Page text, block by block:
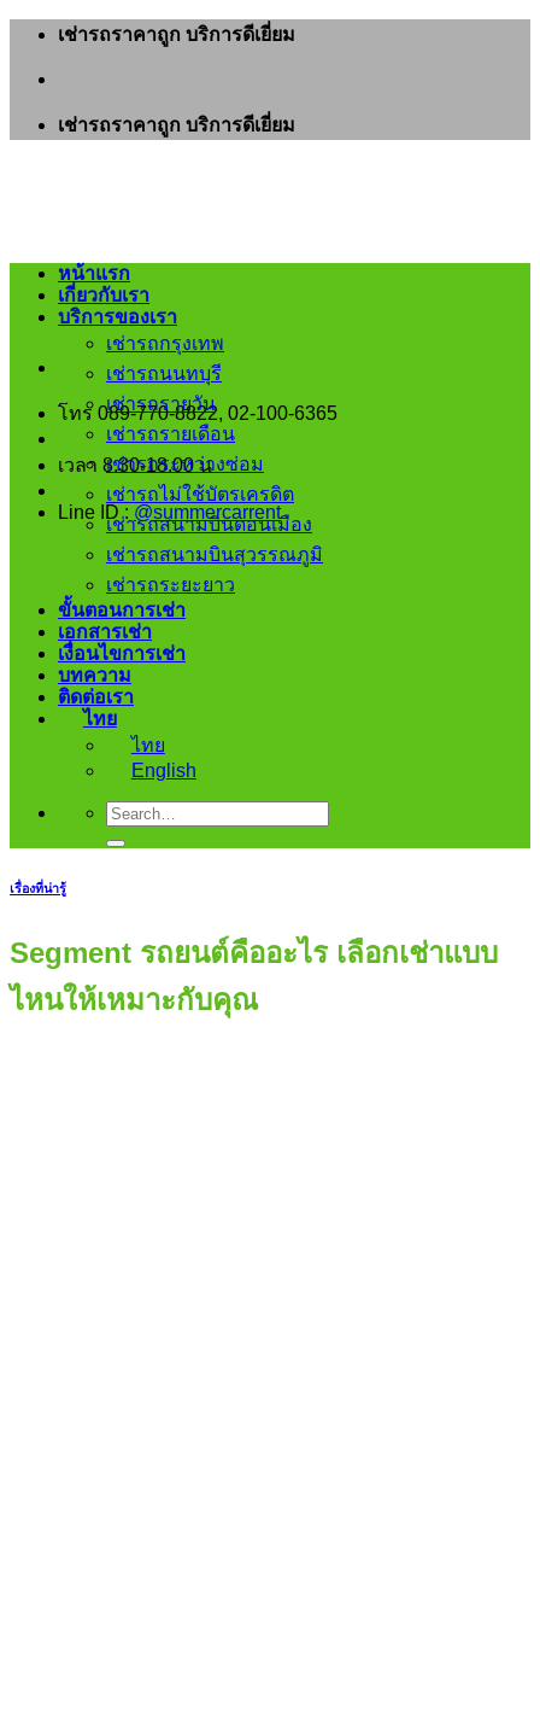
ข้าม
เนื้อหา
เช่ารถราคาถูก บริการดีเยี่ยม
เช่ารถราคาถูก บริการดีเยี่ยม
โทร 089-770-8822, 02-100-6365
เวลา 8.30-18.00 น
Line ID : @summercarrent
หน้าแรก
เกี่ยวกับเรา
บริการของเรา
เช่ารถกรุงเทพ
เช่ารถนนทบุรี
เช่ารถรายวัน
เช่ารถรายเดือน
เช่ารถระหว่างซ่อม
เช่ารถไม่ใช้บัตรเครดิต
เช่ารถสนามบินดอนเมือง
เช่ารถสนามบินสุวรรณภูมิ
เช่ารถระยะยาว
ขั้นตอนการเช่า
เอกสารเช่า
เงื่อนไขการเช่า
บทความ
ติดต่อเรา
ไทย
ไทย
English
เรื่องที่น่ารู้
Segment รถยนต์คืออะไร เลือกเช่าแบบ
ไหนให้เหมาะกับคุณ